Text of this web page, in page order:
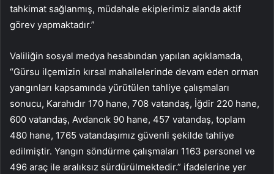
tahkimat sağlanmış, müdahale ekiplerimiz alanda aktif
görev yapmaktadır.”
Valiliğin sosyal medya hesabından yapılan açıklamada,
“Gürsu ilçemizin kırsal mahallelerinde devam eden orman
yangınları kapsamında yürütülen tahliye çalışmaları
sonucu, Karahıdır 170 hane, 708 vatandaş, İğdir 220 hane,
600 vatandaş, Avdancık 90 hane, 457 vatandaş, toplam
480 hane, 1765 vatandaşımız güvenli şekilde tahliye
edilmiştir. Yangın söndürme çalışmaları 1163 personel ve
496 araç ile aralıksız sürdürülmektedir.” ifadelerine yer